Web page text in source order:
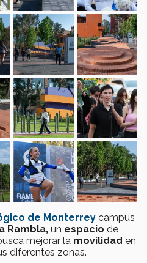
de Monterrey campus
Rambla, un espacio de
mejorar la movilidad en
diferentes zonas.